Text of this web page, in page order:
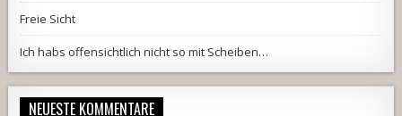
Freie Sicht
Ich habs offensichtlich nicht so mit Scheiben…
NEUESTE KOMMENTARE